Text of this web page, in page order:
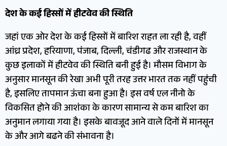
देश के कई हिस्सों में हीटवेव की स्थिति
जहां एक ओर देश के कई हिस्सों में बारिश राहत ला रही है, वहीं
आंध्र प्रदेश, हरियाणा, पंजाब, दिल्ली, चंडीगढ और राजस्थान के
कुछ इलाकों में हीटवेव की स्थिति बनी हुई है। मौसम विभाग के
अनुसार मानसून की रेखा अभी पूरी तरह उत्तर भारत तक नहीं पहुंची
है, इसलिए तापमान ऊंचा बना हुआ है। इस वर्ष एल नीनो के
विकसित होने की आशंका के कारण सामान्य से कम बारिश का
अनुमान लगाया गया है। इसके बावजूद आने वाले दिनों में मानसून
के और आगे बढने की संभावना है।